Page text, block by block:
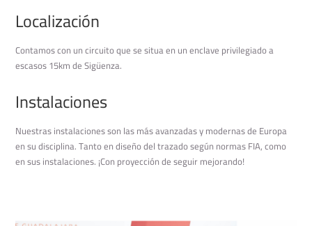
Localización
Contamos con un circuito que se situa en un enclave privilegiado a
escasos 15km de Sigüenza.
Instalaciones
Nuestras instalaciones son las más avanzadas y modernas de Europa
en su disciplina. Tanto en diseño del trazado según normas FIA, como
en sus instalaciones. ¡Con proyección de seguir mejorando!